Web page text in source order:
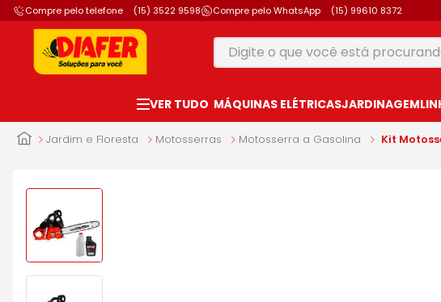
Compre pelo telefone (15) 3522 9598 Compre pelo WhatsApp (15) 99610 8372
Digite o que você está procurando
MÁQUINAS ELÉTRICASJARDINAGEM
Jardim e Floresta Motosserras Motosserra a Gasolina Kit
1º
motosserra
2º
vonixx